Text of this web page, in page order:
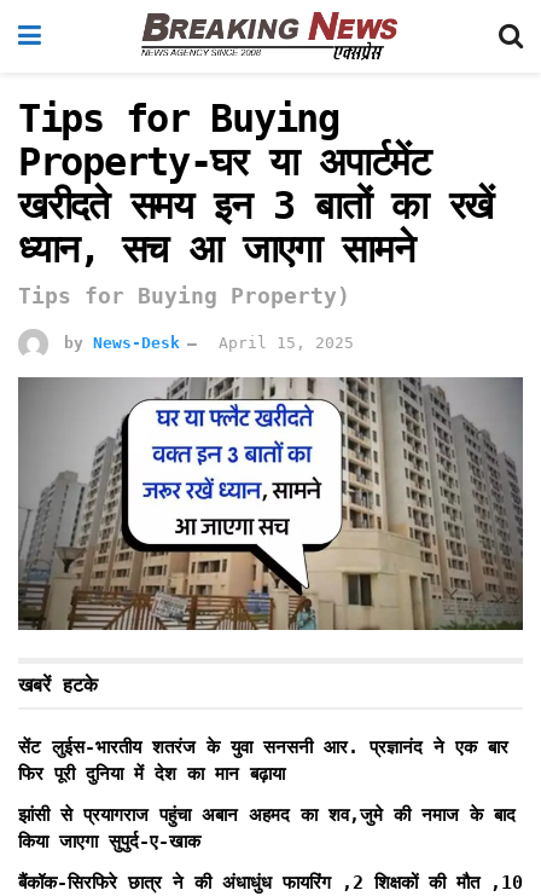
Tips for Buying
Property-घर या अपार्टमेंट
खरीदते समय इन 3 बातों का रखें
ध्यान, सच आ जाएगा सामने
Tips for Buying Property)
by News-Desk April 15, 2025
खबरें हटके
सेंट लुईस-भारतीय शतरंज के युवा सनसनी आर. प्रज्ञानंद ने एक बार
फिर पूरी दुनिया में देश का मान बढ़ाया
झांसी से प्रयागराज पहुंचा अबान अहमद का शव,जुमे की नमाज के बाद
किया जाएगा सुपुर्द-ए-खाक
बैंकॉक-सिरफिरे छात्र ने की अंधाधुंध फायरिंग ,2 शिक्षकों की मौत ,10